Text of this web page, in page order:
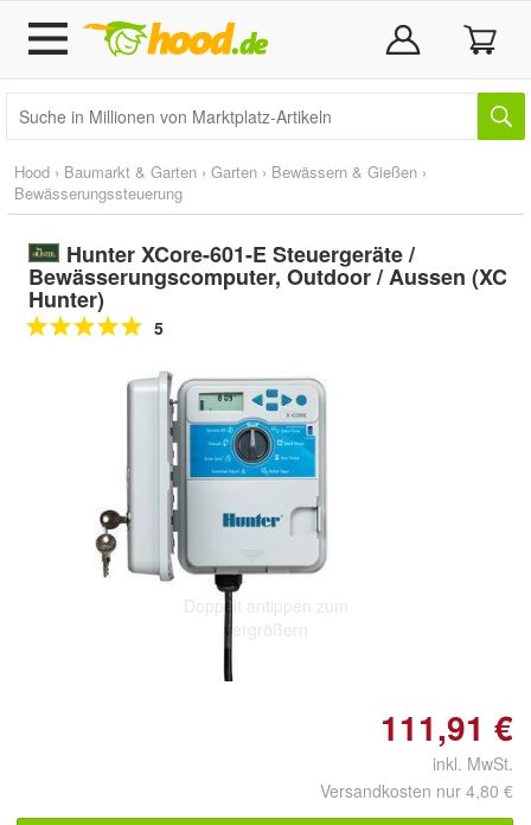
Hood › Baumarkt & Garten › Garten › Bewässern & Gießen ›
Bewässerungssteuerung
Hunter XCore-601-E Steuergeräte /
Bewässerungscomputer, Outdoor / Aussen (XC
Hunter)
5
Doppelt antippen zum
vergrößern
111,91 €
inkl. MwSt.
Versandkosten nur 4,80 €